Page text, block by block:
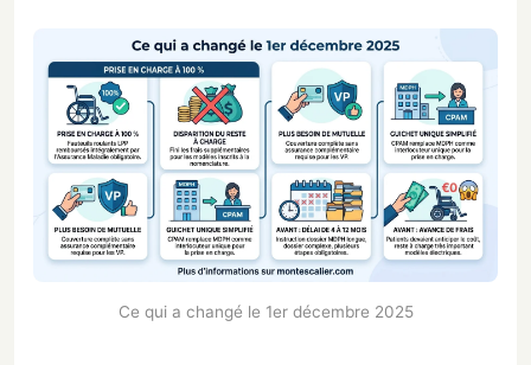
Ce qui a changé le 1er décembre 2025